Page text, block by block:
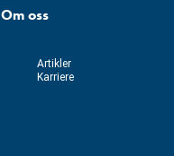
Om oss
Artikler
Karriere